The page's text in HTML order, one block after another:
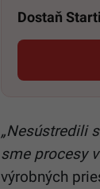
Dostaň
„Nesústredili
sme procesy
výrobných